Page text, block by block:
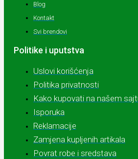
Blog
Kontakt
Svi brendovi
Politike i uputstva
Uslovi korišćenja
Politika privatnosti
Kako kupovati na našem
Isporuka
Reklamacije
Zamjena kupljenih artikala
Povrat robe i sredstava